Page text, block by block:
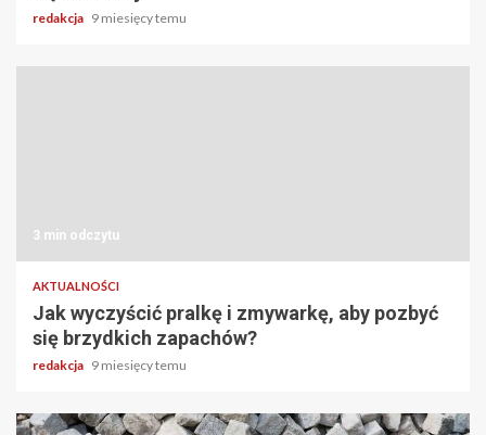
redakcja 9 miesięcy temu
3 min odczytu
AKTUALNOŚCI
Jak wyczyścić pralkę i zmywarkę, aby pozbyć
się brzydkich zapachów?
redakcja 9 miesięcy temu